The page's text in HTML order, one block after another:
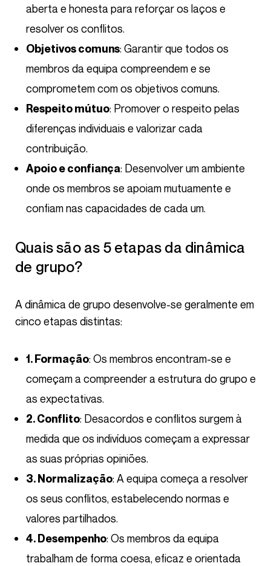
aberta e honesta para reforçar os laços e
resolver os conflitos.
Objetivos comuns: Garantir que todos os
membros da equipa compreendem e se
comprometem com os objetivos comuns.
Respeito mútuo: Promover o respeito pelas
diferenças individuais e valorizar cada
contribuição.
Apoio e confiança: Desenvolver um ambiente
onde os membros se apoiam mutuamente e
confiam nas capacidades de cada um.
Quais são as 5 etapas da dinâmica
de grupo?
A dinâmica de grupo desenvolve-se geralmente em
cinco etapas distintas:
1. Formação: Os membros encontram-se e
começam a compreender a estrutura do grupo e
as expectativas.
2. Conflito: Desacordos e conflitos surgem à
medida que os indivíduos começam a expressar
as suas próprias opiniões.
3. Normalização: A equipa começa a resolver
os seus conflitos, estabelecendo normas e
valores partilhados.
4. Desempenho: Os membros da equipa
trabalham de forma coesa, eficaz e orientada